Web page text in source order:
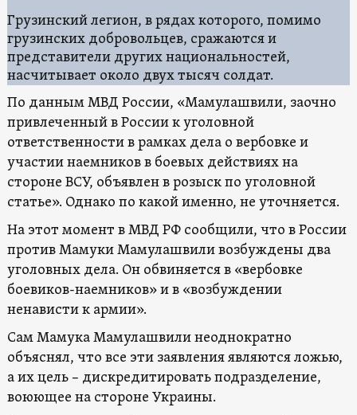
Грузинский легион, в рядах которого, помимо
грузинских добровольцев, сражаются и
представители других национальностей,
насчитывает около двух тысяч солдат.
По данным МВД России, «Мамулашвили, заочно
привлеченный в России к уголовной
ответственности в рамках дела о вербовке и
участии наемников в боевых действиях на
стороне ВСУ, объявлен в розыск по уголовной
статье». Однако по какой именно, не уточняется.
На этот момент в МВД РФ сообщили, что в России
против Мамуки Мамулашвили возбуждены два
уголовных дела. Он обвиняется в «вербовке
боевиков-наемников» и в «возбуждении
ненависти к армии».
Сам Мамука Мамулашвили неоднократно
объяснял, что все эти заявления являются ложью,
а их цель – дискредитировать подразделение,
воюющее на стороне Украины.